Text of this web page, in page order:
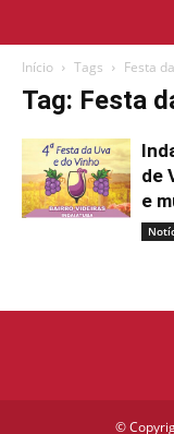
Início Tags Festa
Tag: Festa
de
e
©